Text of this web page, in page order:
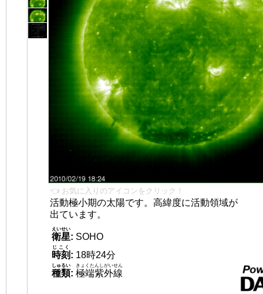
👈 お気に入りのアイコンをクリック！
活動極小期の太陽です。高緯度に活動領域が
出ています。
衛星
えいせい
: SOHO
時刻
じこく
: 18時24分
種類
しゅるい
: 極端紫外線
きょくたんしがいせん